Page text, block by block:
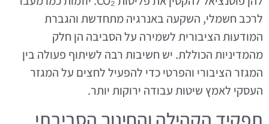
לרכב חשמלי, השקעה באנרגיה מתחדשת והגברת
המודעות הציבורית לשמירה על הסביבה הן חלק
מהמדיניות הכוללת. יש חשיבות רבה לשיתוף פעולה בין
המגזר הציבורי והפרטי כדי להפעיל לחצים על המגזר
העסקי לאמץ שיטות עבודה ירוקות יותר.